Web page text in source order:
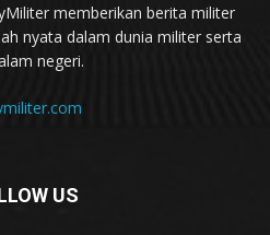
memberikan berita militer
nyata dalam dunia militer serta
negeri.
US